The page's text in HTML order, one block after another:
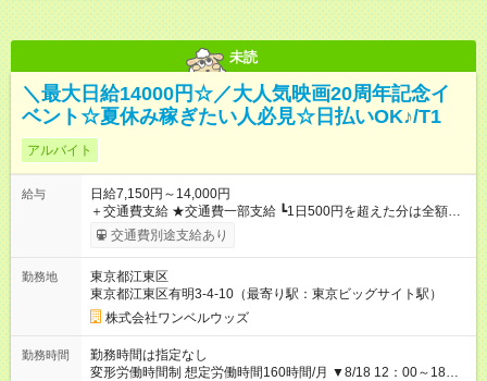
未読
＼最大日給14000円☆／大人気映画20周年記念イ
ベント☆夏休み稼ぎたい人必見☆日払いOK♪/T1
アルバイト
給与
日給7,150円～14,000円
＋交通費支給 ★交通費一部支給 ┗1日500円を超えた分は全額支
給！ ※往復500円以内の方は自己負担となります ★日払いOK！
（規定あり） ┗働いたその日に現金GET♪ お仕事後はコンビニ
なし
交通費別途支給あり
勤務地
東京都江東区
東京都江東区有明3-4-10（最寄り駅：東京ビッグサイト駅）
株式会社ワンベルウッズ
勤務時間
勤務時間は指定なし
変形労働時間制 想定労働時間160時間/月 ▼8/18 12：00～18：